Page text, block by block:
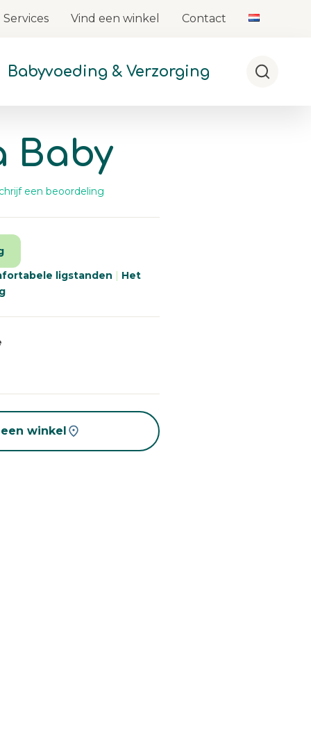
Services Vind een winkel Contact
Babyvoeding & Verzorging Zoeken
Baby
een beoordeling
ligstanden | Het
winkel